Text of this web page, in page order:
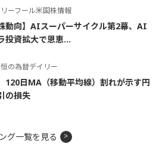
ーフール米国株情報
動向】AIスーパーサイクル第2幕、AI
投資拡大で恩恵...
の為替デイリー
120日MA（移動平均線）割れが示す円
の損失
グ一覧を見る